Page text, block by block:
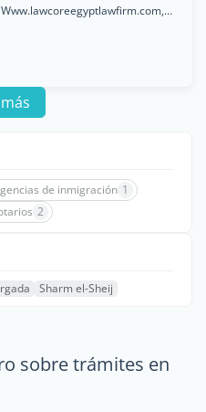
233 St.nr 3 level1,ap14, MaadiWww.lawcoreegyptlawfirm.com, Cairo, Muhafazat al Qahirah
de inmigración 1
2
Sharm el-Sheij
sobre trámites en